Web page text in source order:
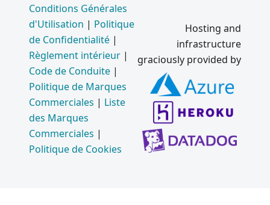
Conditions Générales
d'Utilisation | Politique
de Confidentialité |
Règlement intérieur |
Code de Conduite |
Politique de Marques
Commerciales | Liste
des Marques
Commerciales |
Politique de Cookies
Hosting and
infrastructure
graciously provided by